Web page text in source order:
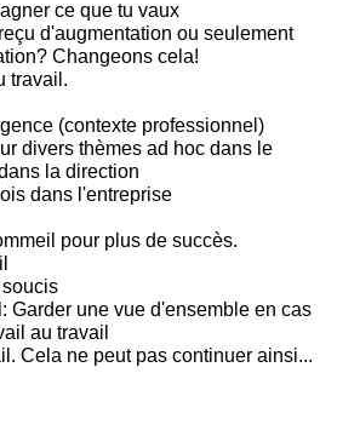
ce que tu vaux
d'augmentation ou seulement
Changeons cela!
travail.
(contexte professionnel)
divers thèmes ad hoc dans le
la direction
dans l'entreprise
pour plus de succès.
Garder une vue d'ensemble en cas
au travail
Cela ne peut pas continuer ainsi...